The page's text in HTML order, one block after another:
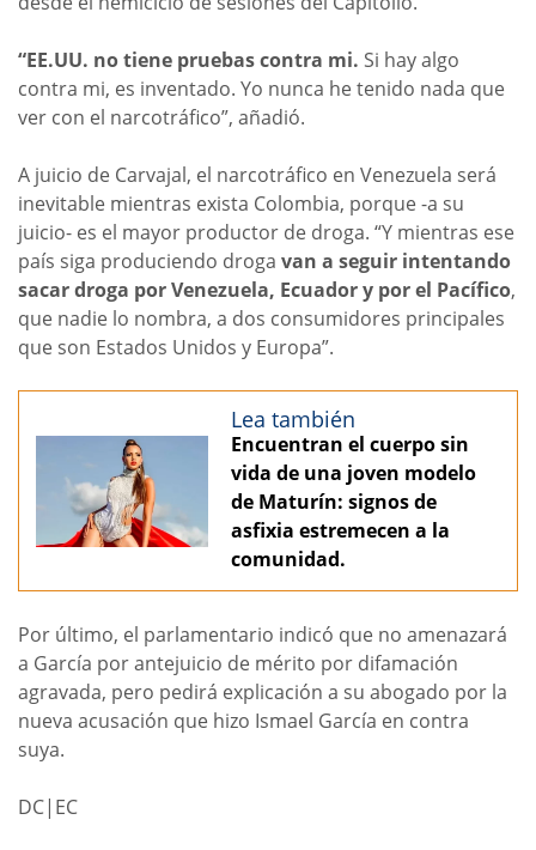
“EE.UU. no tiene pruebas contra mi. Si hay algo
contra mi, es inventado. Yo nunca he tenido nada que
ver con el narcotráfico”, añadió.
A juicio de Carvajal, el narcotráfico en Venezuela será
inevitable mientras exista Colombia, porque -a su
juicio- es el mayor productor de droga. “Y mientras ese
país siga produciendo droga van a seguir intentando
sacar droga por Venezuela, Ecuador y por el Pacífico,
que nadie lo nombra, a dos consumidores principales
que son Estados Unidos y Europa”.
Lea también
Encuentran el cuerpo sin
vida de una joven modelo
de Maturín: signos de
asfixia estremecen a la
comunidad.
Por último, el parlamentario indicó que no amenazará
a García por antejuicio de mérito por difamación
agravada, pero pedirá explicación a su abogado por la
nueva acusación que hizo Ismael García en contra
suya.
DC|EC